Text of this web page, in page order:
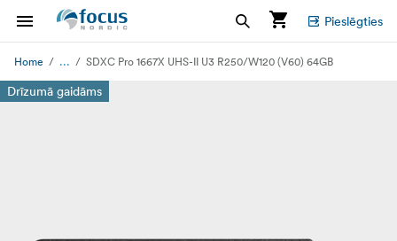
Pieslēgties
Home ... SDXC Pro 1667X UHS-II U3 R250/W120 (V60) 64GB
Drīzumā gaidāms